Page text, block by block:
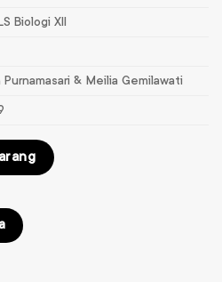
Biologi XII
Purnamasari & Meilia Gemilawati